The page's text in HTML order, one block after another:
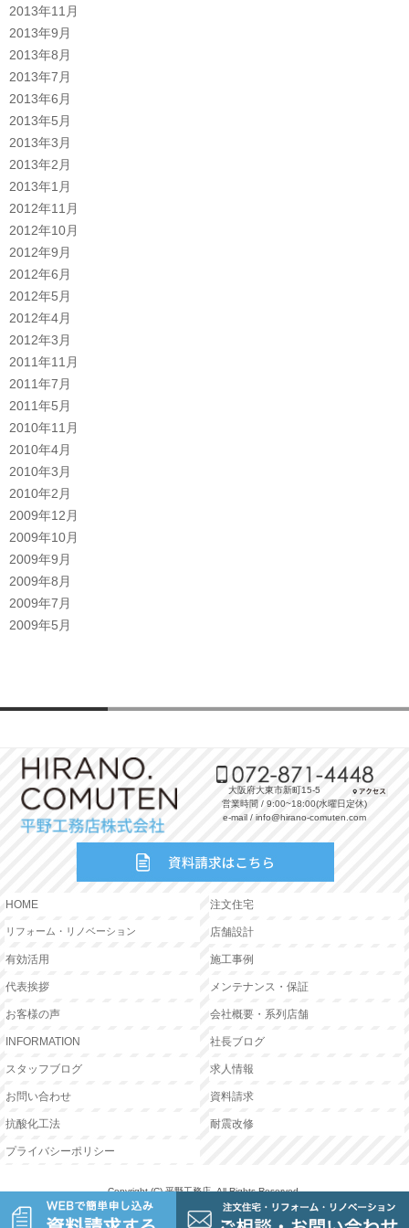
2013年11月
2013年9月
2013年8月
2013年7月
2013年6月
2013年5月
2013年3月
2013年2月
2013年1月
2012年11月
2012年10月
2012年9月
2012年6月
2012年5月
2012年4月
2012年3月
2011年11月
2011年7月
2011年5月
2010年11月
2010年4月
2010年3月
2010年2月
2009年12月
2009年10月
2009年9月
2009年8月
2009年7月
2009年5月
大阪府大東市新町15-5
営業時間 / 9:00~18:00(水曜日定休)
e-mail / info@hirano-comuten.com
HOME 注文住宅
リフォーム・リノベーション 店舗設計
有効活用 施工事例
代表挨拶 メンテナンス・保証
お客様の声 会社概要・系列店舗
INFORMATION 社長ブログ
スタッフブログ 求人情報
お問い合わせ 資料請求
抗酸化工法 耐震改修
プライバシーポリシー
Copyright (C) 平野工務店. All Rights Reserved.
モバイル PC